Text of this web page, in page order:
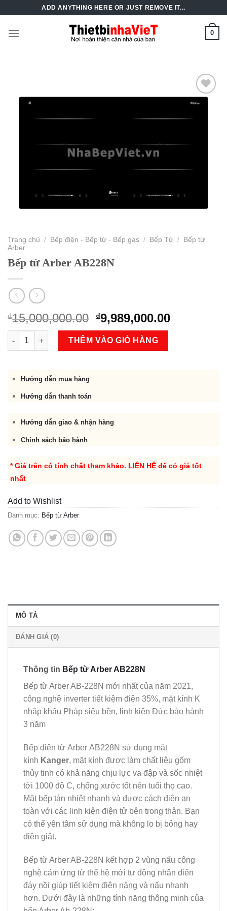
content
ADD ANYTHING HERE OR JUST REMOVE IT...
0
Add to
Trang chủ / Bếp điện - Bếp từ - Bếp gas / Bếp Từ / Bếp từ
Arber
Bếp từ Arber AB228N
₫15,000,000.00 Original
price
was:
₫15,000,000.00.
₫9,989,000.00Current
Bếp từ Arber AB228N số lượng
THÊM VÀO GIỎ HÀNG
Hướng dẫn mua hàng
Hướng dẫn thanh toán
Hướng dẫn giao & nhận hàng
Chính sách bảo hành
* Giá trên có tính chất tham khảo. LIÊN HỆ để có giá tốt
nhất
Add to Wishlist
Danh mục: Bếp từ Arber
MÔ TẢ
ĐÁNH GIÁ (0)
Thông tin Bếp từ Arber AB228N
Bếp từ Arber AB-228N mới nhất của năm 2021,
công nghệ inverter tiết kiệm điện 35%, mặt kính K
nhập khẩu Pháp siêu bền, linh kiện Đức bảo hành
3 năm
Bếp điện từ Arber AB228N sử dụng mặt
kính Kanger, mặt kính được làm chất liệu gốm
thủy tinh có khả năng chịu lực va đập và sốc nhiệt
tới 1000 độ C, chống xước tốt nên tuổi thọ cao.
Mặt bếp tản nhiệt nhanh và được cách điện an
toàn với các linh kiện điện tử bên trong thân. Bạn
có thể yên tâm sử dụng mà không lo bị bỏng hay
điện giật.
Bếp từ Arber AB-228N kết hợp 2 vùng nấu công
nghệ cảm ứng từ thế hệ mới tự động nhận diện
đáy nồi giúp tiết kiệm điện năng và nấu nhanh
hơn. Dưới đây là những tính năng thông minh của